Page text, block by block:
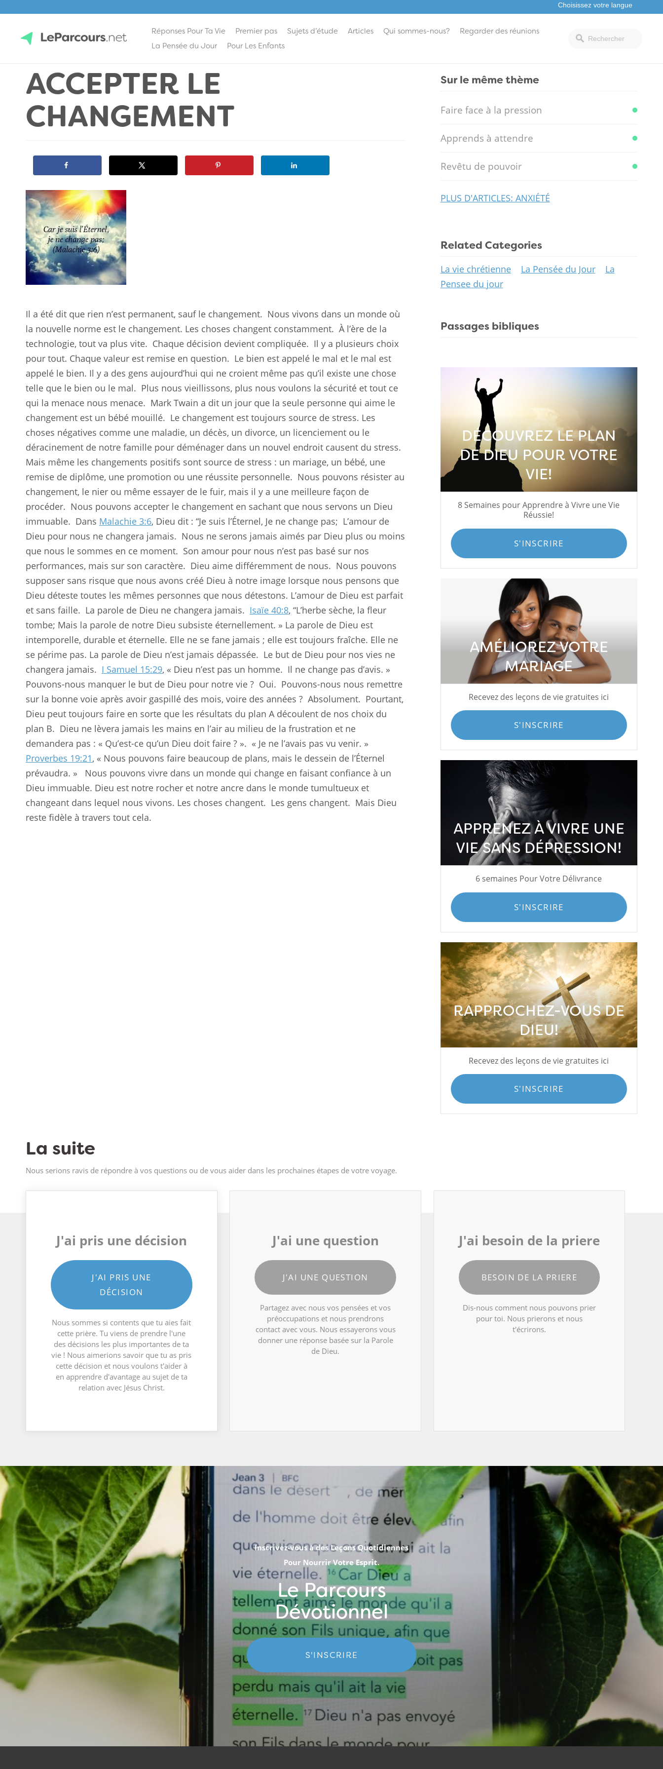
LeParcours.net
Réponses Pour Ta Vie Premier pas Sujets d’étude Articles Qui sommes-nous?
Regarder des réunions
La Pensée du Jour
Pour Les Enfants
ACCEPTER LE
CHANGEMENT
Il a été dit que rien n’est permanent, sauf le changement. Nous vivons dans un monde où
la nouvelle norme est le changement. Les choses changent constamment. À l’ère de la
technologie, tout va plus vite. Chaque décision devient compliquée. Il y a plusieurs choix
pour tout. Chaque valeur est remise en question. Le bien est appelé le mal et le mal est
appelé le bien. Il y a des gens aujourd’hui qui ne croient même pas qu’il existe une chose
telle que le bien ou le mal. Plus nous vieillissons, plus nous voulons la sécurité et tout ce
qui la menace nous menace. Mark Twain a dit un jour que la seule personne qui aime le
changement est un bébé mouillé. Le changement est toujours source de stress. Les
choses négatives comme une maladie, un décès, un divorce, un licenciement ou le
déracinement de notre famille pour déménager dans un nouvel endroit causent du stress.
Mais même les changements positifs sont source de stress : un mariage, un bébé, une
remise de diplôme, une promotion ou une réussite personnelle. Nous pouvons résister au
changement, le nier ou même essayer de le fuir, mais il y a une meilleure façon de
procéder. Nous pouvons accepter le changement en sachant que nous servons un Dieu
immuable. Dans Malachie 3:6, Dieu dit : “Je suis l’Éternel, Je ne change pas; L’amour de
Dieu pour nous ne changera jamais. Nous ne serons jamais aimés par Dieu plus ou moins
que nous le sommes en ce moment. Son amour pour nous n’est pas basé sur nos
performances, mais sur son caractère. Dieu aime différemment de nous. Nous pouvons
supposer sans risque que nous avons créé Dieu à notre image lorsque nous pensons que
Dieu déteste toutes les mêmes personnes que nous détestons. L’amour de Dieu est parfait
et sans faille. La parole de Dieu ne changera jamais. Isaïe 40:8, “L’herbe sèche, la fleur
tombe; Mais la parole de notre Dieu subsiste éternellement. » La parole de Dieu est
intemporelle, durable et éternelle. Elle ne se fane jamais ; elle est toujours fraîche. Elle ne
se périme pas. La parole de Dieu n’est jamais dépassée. Le but de Dieu pour nos vies ne
changera jamais. I Samuel 15:29, « Dieu n’est pas un homme. Il ne change pas d’avis. »
Pouvons-nous manquer le but de Dieu pour notre vie ? Oui. Pouvons-nous nous remettre
sur la bonne voie après avoir gaspillé des mois, voire des années ? Absolument. Pourtant,
Dieu peut toujours faire en sorte que les résultats du plan A découlent de nos choix du
plan B. Dieu ne lèvera jamais les mains en l’air au milieu de la frustration et ne
demandera pas : « Qu’est-ce qu’un Dieu doit faire ? ». « Je ne l’avais pas vu venir. »
Proverbes 19:21, « Nous pouvons faire beaucoup de plans, mais le dessein de l’Éternel
prévaudra. »
Nous pouvons vivre dans un monde qui change en faisant confiance à un
Dieu immuable. Dieu est notre rocher et notre ancre dans le monde tumultueux et
changeant dans lequel nous vivons. Les choses changent. Les gens changent. Mais Dieu
reste fidèle à travers tout cela.
Sur le même thème
Faire face à la pression
Apprends à attendre
Revêtu de pouvoir
PLUS D'ARTICLES: ANXIÉTÉ
Related Categories
La vie chrétienne La Pensée du Jour
La
Pensee du jour
Passages bibliques
DÉCOUVREZ LE PLAN
DE DIEU POUR VOTRE
VIE!
8 Semaines pour Apprendre à Vivre une Vie
Réussie!
S'INSCRIRE
AMÉLIOREZ VOTRE
MARIAGE
Recevez des leçons de vie gratuites ici
S'INSCRIRE
APPRENEZ À VIVRE UNE
VIE SANS DÉPRESSION!
6 semaines Pour Votre Délivrance
S'INSCRIRE
RAPPROCHEZ-VOUS DE
DIEU!
Recevez des leçons de vie gratuites ici
S'INSCRIRE
La suite
Nous serions ravis de répondre à vos questions ou de vous aider dans les prochaines étapes de votre voyage.
J'ai pris une décision
J'AI PRIS UNE
DÉCISION
Nous sommes si contents que tu aies fait
cette prière. Tu viens de prendre l'une
des décisions les plus importantes de ta
vie ! Nous aimerions savoir que tu as pris
cette décision et nous voulons t'aider à
en apprendre d'avantage au sujet de ta
relation avec Jésus Christ.
J'ai une question
J'AI UNE QUESTION
Partagez avec nous vos pensées et vos
préoccupations et nous prendrons
contact avec vous. Nous essayerons vous
donner une réponse basée sur la Parole
de Dieu.
J'ai besoin de la priere
BESOIN DE LA PRIERE
Dis-nous comment nous pouvons prier
pour toi. Nous prierons et nous
t'écrirons.
Inscrivez-vous à des Leçons Quotidiennes
Pour Nourrir Votre Esprit.
Le Parcours
Dévotionnel
S'INSCRIRE